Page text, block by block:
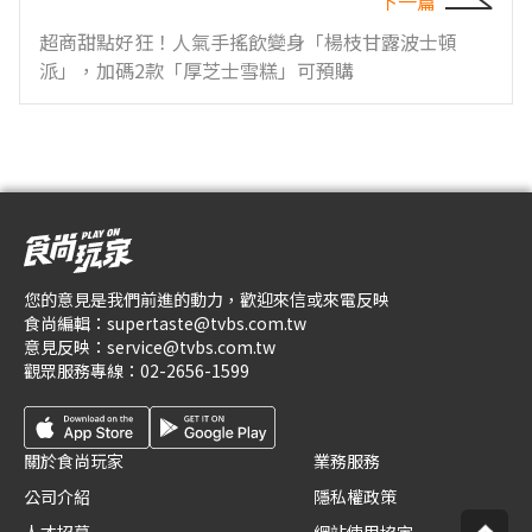
超商甜點好狂！人氣手搖飲變身「楊枝甘露波士頓
派」，加碼2款「厚芝士雪糕」可預購
您的意見是我們前進的動力，歡迎來信或來電反映
食尚編輯： supertaste@tvbs.com.tw
意見反映： service@tvbs.com.tw
觀眾服務專線： 02-2656-1599
關於食尚玩家
公司介紹
業務服務
隱私權政策